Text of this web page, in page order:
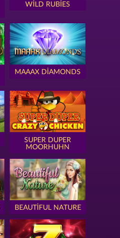
WILD RUBIES
MAAAX DIAMONDS
SUPER DUPER
MOORHUHN
BEAUTIFUL NATURE